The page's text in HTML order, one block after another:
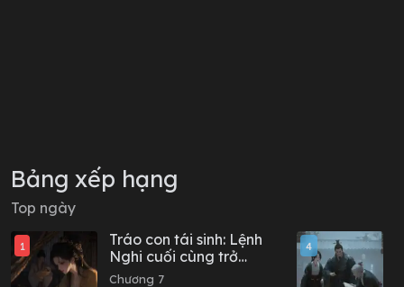
Bảng xếp hạng
Top ngày
1
Tráo con tái sinh: Lệnh
Nghi cuối cùng trở
thành Thái tử phi
Chương 7
4